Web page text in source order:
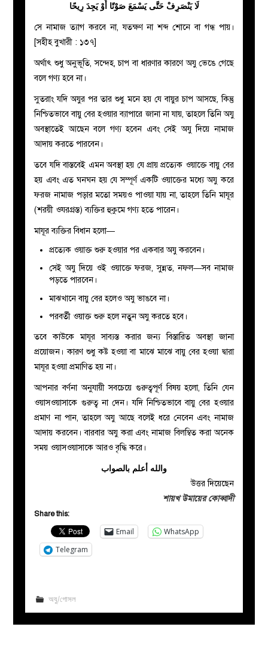
لَا يَنْصَرِفْ حَتَّى يَسْمَعَ صَوْتًا أَوْ يَجِدَ رِيحًا
সে নামাজ ত্যাগ করবে না, যতক্ষণ না শব্দ শোনে বা গন্ধ পায়।
[সহীহ বুখারী : ১৩৭]
অর্থাৎ শুধু অনুভূতি, সন্দেহ, চাপ বা ধারণার কারণে অযু ভেঙে গেছে
বলে গণ্য হবে না।
সুতরাং যদি অযুর পর তার শুধু মনে হয় যে বায়ুর চাপ আসছে, কিন্তু
নিশ্চিতভাবে বায়ু বের হওয়ার ব্যাপারে জানা না যায়, তাহলে তিনি অযু
অবস্থাতেই আছেন বলে গণ্য হবেন এবং সেই অযু দিয়ে নামাজ
আদায় করতে পারবেন।
তবে যদি বাস্তবেই এমন অবস্থা হয় যে প্রায় প্রত্যেক ওয়াক্তে বায়ু বের
হয় এবং এত ঘনঘন হয় যে সম্পূর্ণ একটি ওয়াক্তের মধ্যে অযু করে
ফরজ নামাজ পড়ার মতো সময়ও পাওয়া যায় না, তাহলে তিনি মাযূর
(শরয়ী ওযরগ্রস্ত) ব্যক্তির হুকুমে গণ্য হতে পারেন।
মাযূর ব্যক্তির বিধান হলো—
প্রত্যেক ওয়াক্ত শুরু হওয়ার পর একবার অযু করবেন।
সেই অযু দিয়ে ওই ওয়াক্তে ফরজ, সুন্নত, নফল—সব নামাজ
পড়তে পারবেন।
মাঝখানে বায়ু বের হলেও অযু ভাঙবে না।
পরবর্তী ওয়াক্ত শুরু হলে নতুন অযু করতে হবে।
তবে কাউকে মাযূর সাব্যস্ত করার জন্য বিস্তারিত অবস্থা জানা
প্রয়োজন। কারণ শুধু কষ্ট হওয়া বা মাঝে মাঝে বায়ু বের হওয়া দ্বারা
মাযূর হওয়া প্রমাণিত হয় না।
আপনার বর্ণনা অনুযায়ী সবচেয়ে গুরুত্বপূর্ণ বিষয় হলো, তিনি যেন
ওয়াসওয়াসাকে গুরুত্ব না দেন। যদি নিশ্চিতভাবে বায়ু বের হওয়ার
প্রমাণ না পান, তাহলে অযু আছে বলেই ধরে নেবেন এবং নামাজ
আদায় করবেন। বারবার অযু করা এবং নামাজ বিলম্বিত করা অনেক
সময় ওয়াসওয়াসাকে আরও বৃদ্ধি করে।
والله أعلم بالصواب
উত্তর দিয়েছেন
শায়খ উমায়ের কোব্বাদী
Share this:
Email
WhatsApp
Telegram
অযু/গোসল